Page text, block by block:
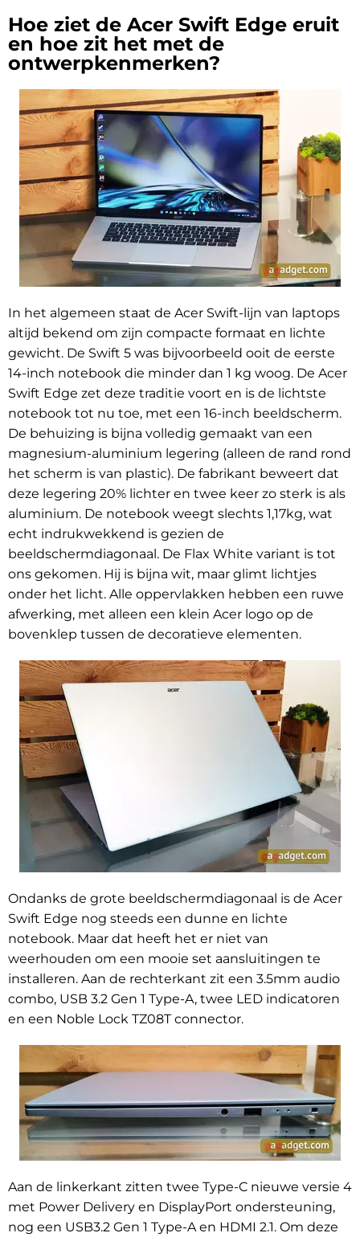
Hoe ziet de Acer Swift Edge eruit
en hoe zit het met de
ontwerpkenmerken?
In het algemeen staat de Acer Swift-lijn van laptops
altijd bekend om zijn compacte formaat en lichte
gewicht. De Swift 5 was bijvoorbeeld ooit de eerste
14-inch notebook die minder dan 1 kg woog. De Acer
Swift Edge zet deze traditie voort en is de lichtste
notebook tot nu toe, met een 16-inch beeldscherm.
De behuizing is bijna volledig gemaakt van een
magnesium-aluminium legering (alleen de rand rond
het scherm is van plastic). De fabrikant beweert dat
deze legering 20% lichter en twee keer zo sterk is als
aluminium. De notebook weegt slechts 1,17kg, wat
echt indrukwekkend is gezien de
beeldschermdiagonaal. De Flax White variant is tot
ons gekomen. Hij is bijna wit, maar glimt lichtjes
onder het licht. Alle oppervlakken hebben een ruwe
afwerking, met alleen een klein Acer logo op de
bovenklep tussen de decoratieve elementen.
Ondanks de grote beeldschermdiagonaal is de Acer
Swift Edge nog steeds een dunne en lichte
notebook. Maar dat heeft het er niet van
weerhouden om een mooie set aansluitingen te
installeren. Aan de rechterkant zit een 3.5mm audio
combo, USB 3.2 Gen 1 Type-A, twee LED indicatoren
en een Noble Lock TZ08T connector.
Aan de linkerkant zitten twee Type-C nieuwe versie 4
met Power Delivery en DisplayPort ondersteuning,
nog een USB3.2 Gen 1 Type-A en HDMI 2.1. Om deze